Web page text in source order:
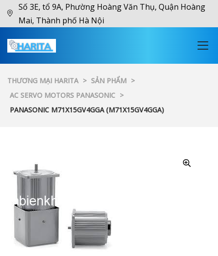
Số 3E, tổ 9A, Phường Hoàng Văn Thụ, Quận Hoàng
Mai, Thành phố Hà Nội
THƯƠNG MẠI HARITA > SẢN PHẨM >
AC SERVO MOTORS PANASONIC >
PANASONIC M71X15GV4GGA (M71X15GV4GGA)